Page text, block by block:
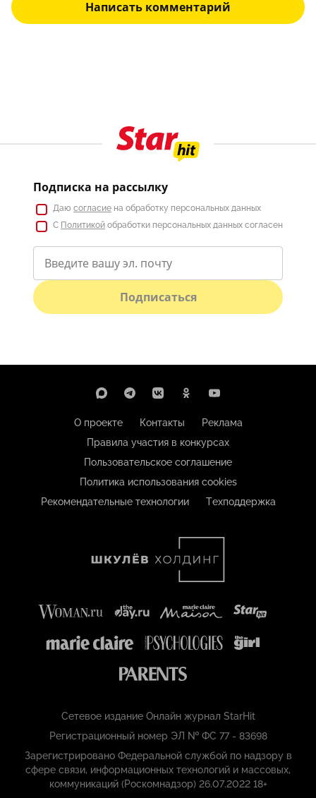
Написать комментарий
Подписка на рассылку
Даю согласие на обработку персональных данных
С Политикой обработки персональных данных согласен
Подписаться
О проекте Контакты
Реклама
Правила участия в конкурсах
Пользовательское соглашение
Политика использования cookies
Рекомендательные технологии
Техподдержка
Сетевое издание Онлайн журнал StarHit
Регистрационный номер ЭЛ № ФС 77 - 83698
Зарегистрировано Федеральной службой по надзору в
сфере связи, информационных технологий и массовых,
коммуникаций (Роскомнадзор) 26.07.2022 18+